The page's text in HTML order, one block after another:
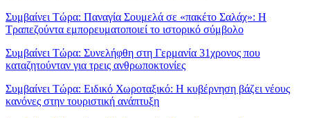
Συμβαίνει Τώρα: Παναγία Σουμελά σε «πακέτο Σαλάχ»: Η
Τραπεζούντα εμπορευματοποιεί το ιστορικό σύμβολο
Συμβαίνει Τώρα: Συνελήφθη στη Γερμανία 31χρονος που
καταζητούνταν για τρεις ανθρωποκτονίες
Συμβαίνει Τώρα: Ειδικό Χωροταξικό: Η κυβέρνηση βάζει νέους
κανόνες στην τουριστική ανάπτυξη